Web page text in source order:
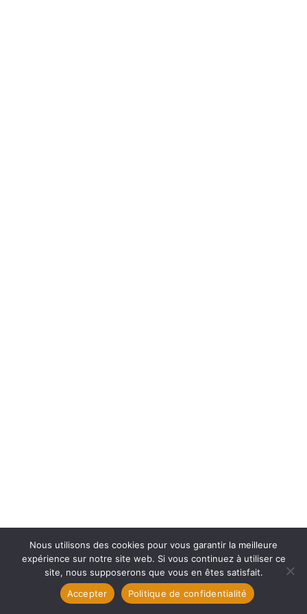
Nous utilisons des cookies pour vous garantir la meilleure
expérience sur notre site web. Si vous continuez à utiliser ce
site, nous supposerons que vous en êtes satisfait.
Accepter
Politique de confidentialité